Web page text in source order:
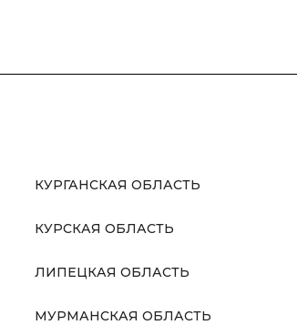
КУРГАНСКАЯ ОБЛАСТЬ
КУРСКАЯ ОБЛАСТЬ
ЛИПЕЦКАЯ ОБЛАСТЬ
МУРМАНСКАЯ ОБЛАСТЬ